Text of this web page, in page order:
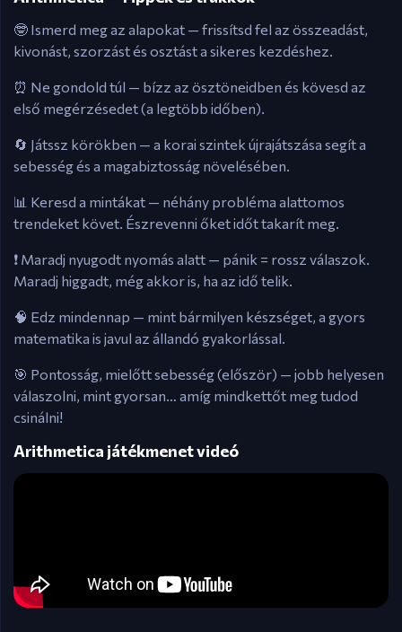
🤓 Ismerd meg az alapokat — frissítsd fel az összeadást,
kivonást, szorzást és osztást a sikeres kezdéshez.
⏰ Ne gondold túl — bízz az ösztöneidben és kövesd az
első megérzésedet (a legtöbb időben).
🔄 Játssz körökben — a korai szintek újrajátszása segít a
sebesség és a magabiztosság növelésében.
📊 Keresd a mintákat — néhány probléma alattomos
trendeket követ. Észrevenni őket időt takarít meg.
❗ Maradj nyugodt nyomás alatt — pánik = rossz válaszok.
Maradj higgadt, még akkor is, ha az idő telik.
🧠 Edz mindennap — mint bármilyen készséget, a gyors
matematika is javul az állandó gyakorlással.
🎯 Pontosság, mielőtt sebesség (először) — jobb helyesen
válaszolni, mint gyorsan… amíg mindkettőt meg tudod
csinálni!
Arithmetica játékmenet videó